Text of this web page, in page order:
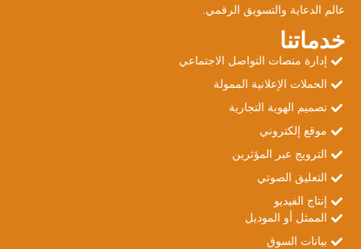
عالم الدعاية والتسويق الرقمي.
خدماتنا
إدارة منصات التواصل الاجتماعي
الحملات الإعلانية الممولة
تصميم الهوية التجارية
موقع إلكتروني
الترويج عبر المؤثرين
التعليق الصوتي
إنتاج الفيديو
الممثل أو الموديل
بيانات السوق